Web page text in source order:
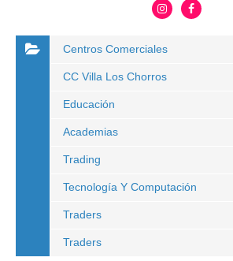
Centros Comerciales
CC Villa Los Chorros
Educación
Academias
Trading
Tecnología Y Computación
Traders
Traders